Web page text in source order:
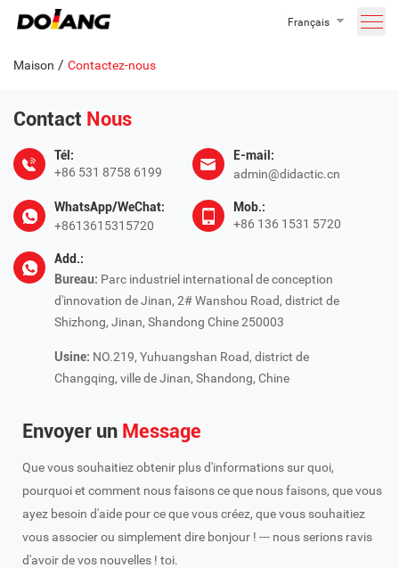
Français
Maison / Contactez-nous
Contact Nous
Tél:
+86 531 8758 6199
E-mail:
admin@didactic.cn
WhatsApp/WeChat:
+8613615315720
Mob.:
+86 136 1531 5720
Add.:
Bureau: Parc industriel international de conception
d'innovation de Jinan, 2# Wanshou Road, district de
Shizhong, Jinan, Shandong Chine 250003
Usine: NO.219, Yuhuangshan Road, district de
Changqing, ville de Jinan, Shandong, Chine
Envoyer un Message
Que vous souhaitiez obtenir plus d'informations sur quoi,
pourquoi et comment nous faisons ce que nous faisons, que vous
ayez besoin d'aide pour ce que vous créez, que vous souhaitiez
vous associer ou simplement dire bonjour ! --- nous serions ravis
d'avoir de vos nouvelles ! toi.